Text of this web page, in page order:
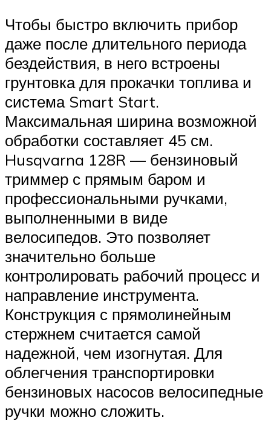
Чтобы быстро включить прибор
даже после длительного периода
бездействия, в него встроены
грунтовка для прокачки топлива и
система Smart Start.
Максимальная ширина возможной
обработки составляет 45 см.
Husqvarna 128R — бензиновый
триммер с прямым баром и
профессиональными ручками,
выполненными в виде
велосипедов. Это позволяет
значительно больше
контролировать рабочий процесс и
направление инструмента.
Конструкция с прямолинейным
стержнем считается самой
надежной, чем изогнутая. Для
облегчения транспортировки
бензиновых насосов велосипедные
ручки можно сложить.